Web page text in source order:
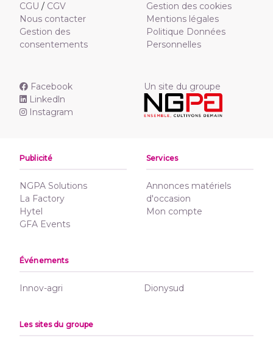
CGU / CGV
Nous contacter
Gestion des
consentements
Gestion des cookies
Mentions légales
Politique Données
Personnelles
Facebook
Linkedln
Instagram
Un site du groupe
Publicité
NGPA Solutions
La Factory
Hytel
GFA Events
Services
Annonces matériels
d'occasion
Mon compte
Événements
Innov-agri Dionysud
Les sites du groupe